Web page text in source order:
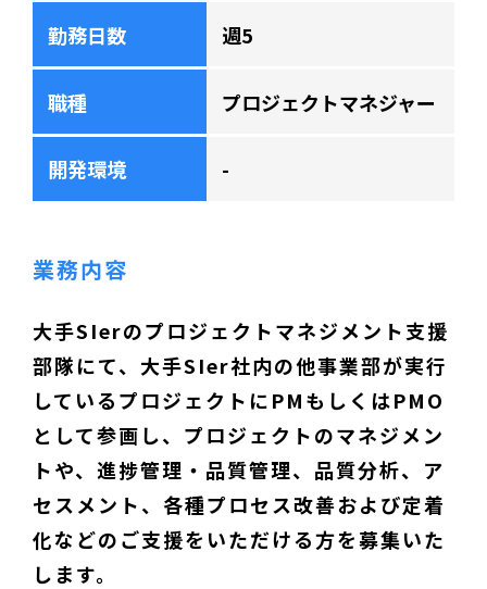
勤務日数 週5
職種 プロジェクトマネジャー
開発環境 -
業務内容
大手SIerのプロジェクトマネジメント支援
部隊にて、大手SIer社内の他事業部が実行
しているプロジェクトにPMもしくはPMO
として参画し、プロジェクトのマネジメン
トや、進捗管理・品質管理、品質分析、ア
セスメント、各種プロセス改善および定着
化などのご支援をいただける方を募集いた
します。